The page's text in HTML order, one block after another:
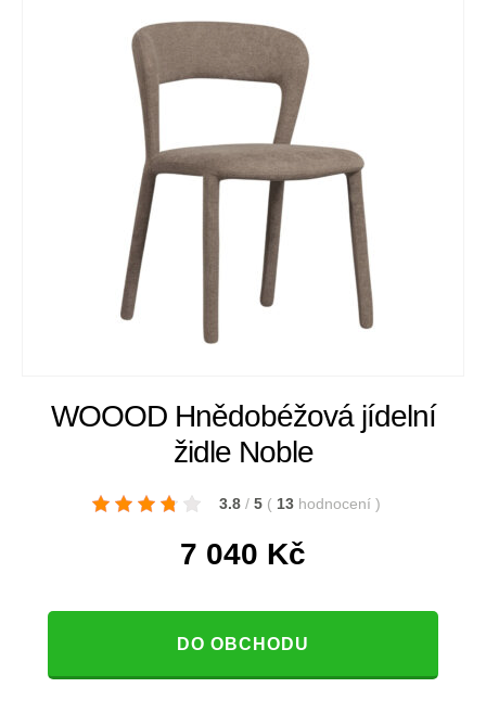
WOOOD Hnědobéžová jídelní
židle Noble
3.8 / 5 ( 13 hodnocení )
7 040 Kč
DO OBCHODU